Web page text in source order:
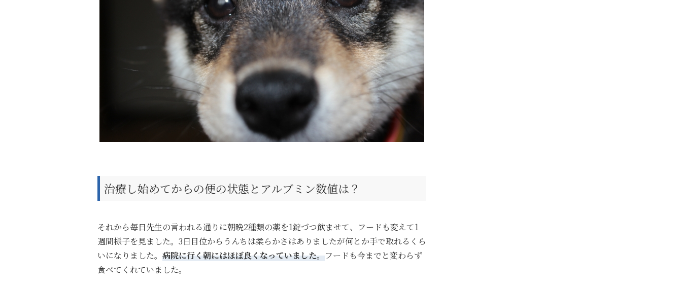
治療し始めてからの便の状態とアルブミン数値は？
それから毎日先生の言われる通りに朝晩2種類の薬を1錠づつ飲ませて、フードも変えて1
週間様子を見ました。3日目位からうんちは柔らかさはありましたが何とか手で取れるくら
いになりました。 病院に行く朝にはほぼ良くなっていました。フードも今までと変わらず
食べてくれていました。